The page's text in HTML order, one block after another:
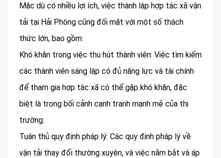
Mặc dù có nhiều lợi ích, việc thành lập hợp tác xã vận
tải tại Hải Phòng cũng đối mặt với một số thách
thức lớn, bao gồm:
Khó khăn trong việc thu hút thành viên: Việc tìm kiếm
các thành viên sáng lập có đủ năng lực và tài chính
để tham gia hợp tác xã có thể gặp khó khăn, đặc
biệt là trong bối cảnh cạnh tranh mạnh mẽ của thị
trường.
Tuân thủ quy định pháp lý: Các quy định pháp lý về
vận tải thay đổi thường xuyên, và việc nắm bắt và áp